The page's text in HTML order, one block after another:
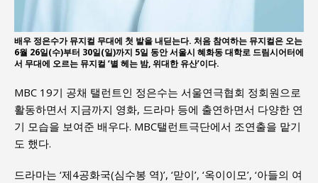
배우 정은수가 뮤지컬 무대에 첫 발을 내딛는다. 처음 참여하는 뮤지컬은 오는
6월 26일(수)부터 30일(일)까지 5일 동안 서울시 혜화동 대학로 드림시어터에
서 무대에 오르는 뮤지컬 ‘별 헤는 밤, 위대한 유산’이다.
MBC 19기 공채 탤런트인 정은수는 서울연극협회 정회원으로
활동하면서 지금까지 영화, 드라마 등에 출연하면서 다양한 연
기 모습을 보여준 배우다. MBC탤런트극단에서 조연출을 맡기
도 했다.
드라마는 ‘제4공화국(심수봉 역)’, ‘맏이’, ‘옥이이모’, ‘아들의 여